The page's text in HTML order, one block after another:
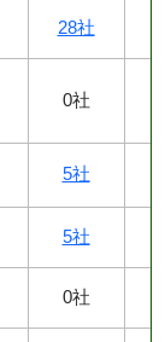
28社
0社
5社
5社
0社